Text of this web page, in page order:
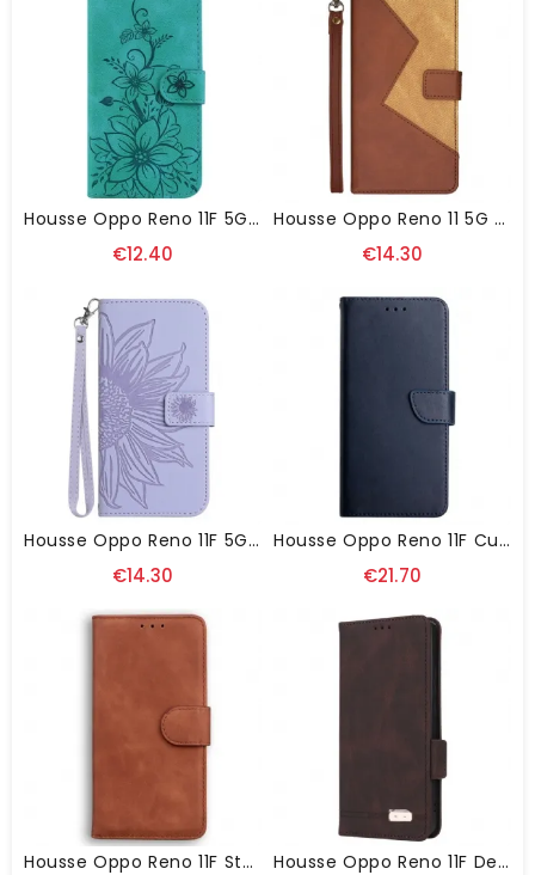
Housse Oppo Reno 11F 5G Fleurs De Lys À Lanière
€12.40
Housse Oppo Reno 11 5G Bicolore IDEWEI
€14.30
Housse Oppo Reno 11F 5G Impression Tournesol À Lanière
€14.30
Housse Oppo Reno 11F Cuir Nappa
€21.70
Housse Oppo Reno 11F Style Cuir Mat Housse Oppo Reno 11F Design Rétro